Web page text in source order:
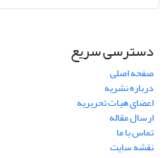
دسترسی سریع
صفحه اصلی
درباره نشریه
اعضای هیات تحریریه
ارسال مقاله
تماس با ما
نقشه سایت